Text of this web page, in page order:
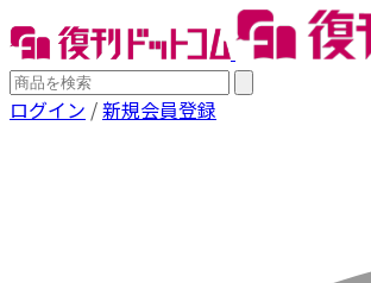
ログイン /新規会員登録